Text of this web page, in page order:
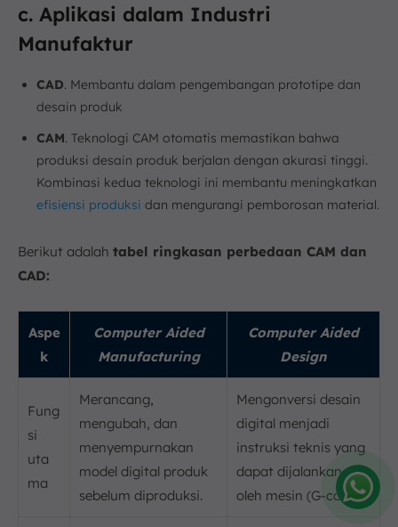
c. Aplikasi dalam Industri
Manufaktur
CAD. Membantu dalam pengembangan prototipe dan
desain produk
CAM. Teknologi CAM otomatis memastikan bahwa
produksi desain produk berjalan dengan akurasi tinggi.
Kombinasi kedua teknologi ini membantu meningkatkan
efisiensi produksi dan mengurangi pemborosan material.
Berikut adalah tabel ringkasan perbedaan CAM dan
CAD:
Aspe
k
Computer Aided
Manufacturing
Computer Aided
Design
Fung
si
uta
ma
Merancang,
mengubah, dan
menyempurnakan
model digital produk
sebelum diproduksi.
Mengonversi desain
digital menjadi
instruksi teknis yang
dapat dijalankan
oleh mesin (G-code).